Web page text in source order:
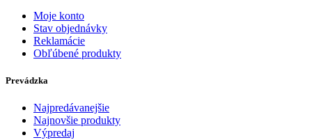
Moje konto
Stav objednávky
Reklamácie
Obľúbené produkty
Prevádzka
Najpredávanejšie
Najnovšie produkty
Výpredaj